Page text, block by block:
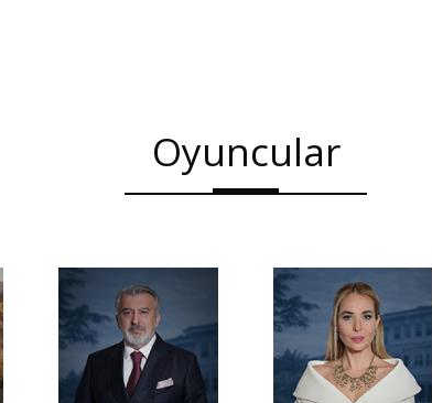
Oyuncular